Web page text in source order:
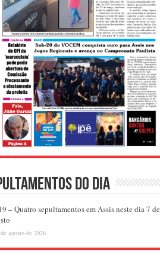
do dia
– Quatro sepultamentos em Assis neste dia 7 de
agosto de 2026